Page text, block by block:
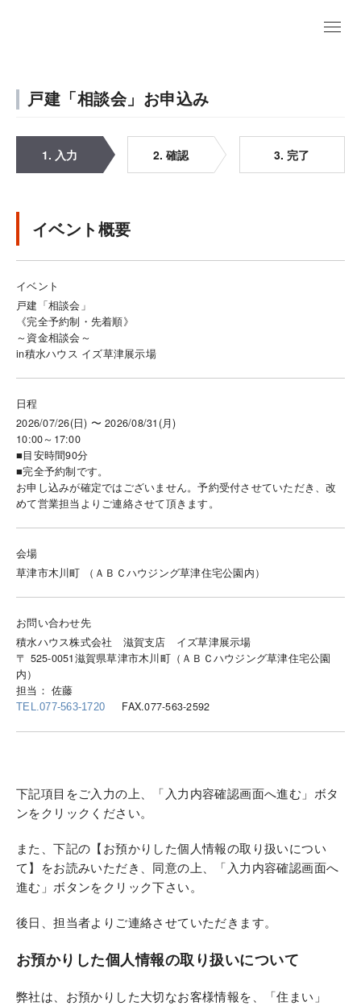
戸建「相談会」お申込み
1. 入力 2. 確認 3. 完了
イベント概要
イベント
戸建「相談会」
《完全予約制・先着順》
～資金相談会～
in積水ハウス イズ草津展示場
日程
2026/07/26(日) 〜 2026/08/31(月)
10:00～17:00
■目安時間90分
■完全予約制です。
お申し込みが確定ではございません。予約受付させていただき、改
めて営業担当よりご連絡させて頂きます。
会場
草津市木川町 （ＡＢＣハウジング草津住宅公園内）
お問い合わせ先
積水ハウス株式会社 滋賀支店 イズ草津展示場
〒 525-0051滋賀県草津市木川町（ＡＢＣハウジング草津住宅公園
内）
担当： 佐藤
TEL.077-563-1720 FAX.077-563-2592
下記項目をご入力の上、「入力内容確認画面へ進む」ボタ
ンをクリックください。
また、下記の【お預かりした個人情報の取り扱いについ
て】をお読みいただき、同意の上、「入力内容確認画面へ
進む」ボタンをクリック下さい。
後日、担当者よりご連絡させていただきます。
お預かりした個人情報の取り扱いについて
弊社は、お預かりした大切なお客様情報を、「住まい」